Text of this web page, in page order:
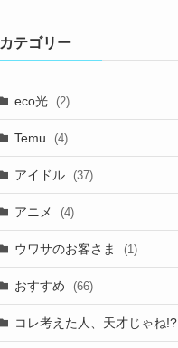
カテゴリー
eco光 (2)
Temu (4)
アイドル (37)
アニメ (4)
ウワサのお客さま (1)
おすすめ (66)
コレ考えた人、天才じゃね!?